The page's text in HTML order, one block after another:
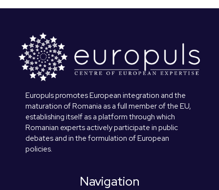
Europuls promotes European integration and the
maturation of Romania as a full member of the EU,
establishing itself as a platform through which
Romanian experts actively participate in public
debates and in the formulation of European
policies.
Navigation